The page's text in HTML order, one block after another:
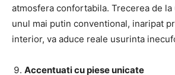
atmosfera confortabila. Trecerea de
unul mai putin conventional, inaripat
interior, va aduce reale usurinta
Accentuati cu piese unicate